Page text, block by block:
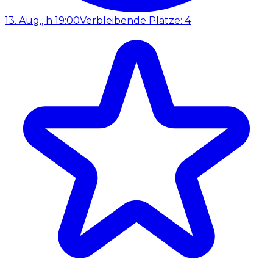
13. Aug., h 19:00Verbleibende Plätze: 4